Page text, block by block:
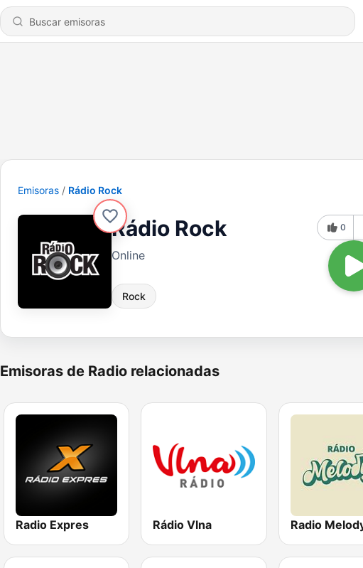
Emisoras Rádio Rock
Rádio Rock
Online
Rock
0
Emisoras de Radio relacionadas
Radio Expres Rádio Vlna Radio